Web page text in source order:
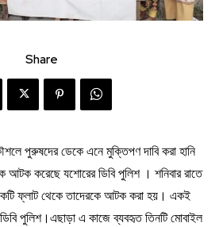
Share
পুরুষদের ডেকে এনে মুক্তিপণ দাবি করা হানি
করেছে যশোরের ডিবি পুলিশ । শনিবার রাতে
ফ্লাট থেকে তাদেরকে আটক করা হয়। একই
পুলিশ।এছাড়া এ কাজে ব্যবহৃত তিনটি মোবাইল